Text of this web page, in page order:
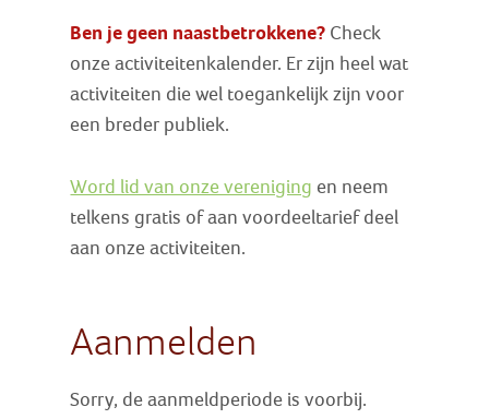
Ben je geen naastbetrokkene? Check
onze activiteitenkalender. Er zijn heel wat
activiteiten die wel toegankelijk zijn voor
een breder publiek.
Word lid van onze vereniging en neem
telkens gratis of aan voordeeltarief deel
aan onze activiteiten.
Aanmelden
Sorry, de aanmeldperiode is voorbij.